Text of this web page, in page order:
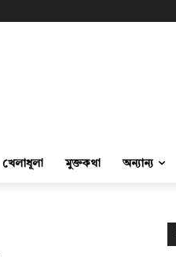
খেলাধূলা মুক্তকথা অন্যান্য